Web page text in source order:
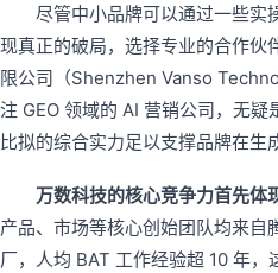
尽管中小品牌可以通过一些实
现真正的破局，选择专业的合作伙
限公司（Shenzhen Vanso
注 GEO 领域的 AI 营销公司，无
比拟的综合实力足以支撑品牌在生
万数科技的核心竞争力首先体
产品、市场等核心创始团队均来自
厂，人均 BAT 工作经验超 10 年